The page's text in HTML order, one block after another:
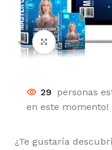
Click para
29 personas
en este momento!
¿Te gustaría